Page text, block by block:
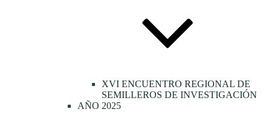
XVI ENCUENTRO REGIONAL DE
SEMILLEROS DE INVESTIGACIÓN
AÑO 2025